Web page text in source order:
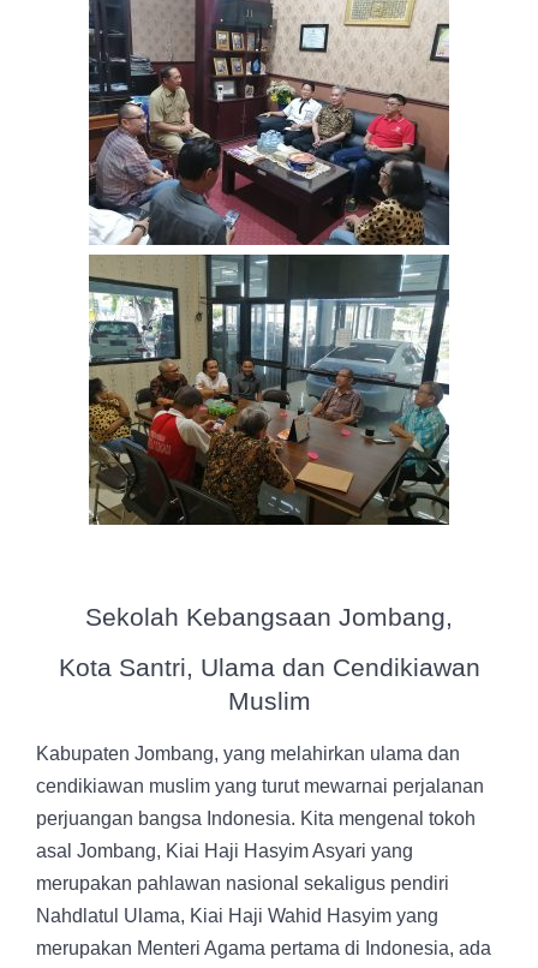
Sekolah Kebangsaan Jombang,
Kota Santri, Ulama dan Cendikiawan
Muslim
Kabupaten Jombang, yang melahirkan ulama dan
cendikiawan muslim yang turut mewarnai perjalanan
perjuangan bangsa Indonesia. Kita mengenal tokoh
asal Jombang, Kiai Haji Hasyim Asyari yang
merupakan pahlawan nasional sekaligus pendiri
Nahdlatul Ulama, Kiai Haji Wahid Hasyim yang
merupakan Menteri Agama pertama di Indonesia, ada